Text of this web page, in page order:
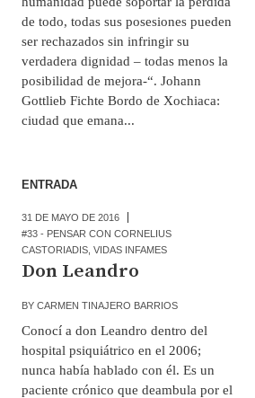
de todo, todas sus posesiones pueden
ser rechazados sin infringir su
verdadera dignidad – todas menos la
posibilidad de mejora-“. Johann
Gottlieb Fichte Bordo de Xochiaca:
ciudad que emana...
ENTRADA
31 DE MAYO DE 2016
#33 - PENSAR CON CORNELIUS
CASTORIADIS ,VIDAS INFAMES
Don Leandro
BYCARMEN TINAJERO BARRIOS
Conocí a don Leandro dentro del
hospital psiquiátrico en el 2006;
nunca había hablado con él. Es un
paciente crónico que deambula por el